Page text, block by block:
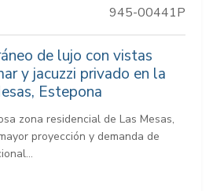
945-00441P
de lujo con vistas
y jacuzzi privado en la
Estepona
zona residencial de Las Mesas,
proyección y demanda de